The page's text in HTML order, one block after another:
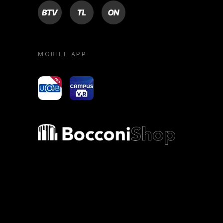
BTV TL ON
MOBILE APP
yoU@B Campus VR
Bocconi shop